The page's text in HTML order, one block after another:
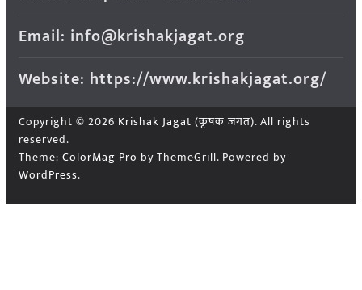
Email: info@krishakjagat.org
Website: https://www.krishakjagat.org/
Copyright © 2026 Krishak Jagat (कृषक जगत). All rights
reserved.
Theme: ColorMag Pro by ThemeGrill. Powered by
WordPress.